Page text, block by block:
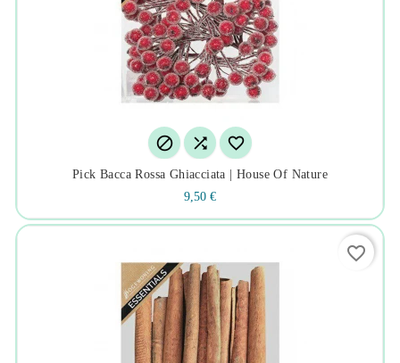
  
Pick Bacca Rossa Ghiacciata | House Of Nature
9,50 €
favorite_border